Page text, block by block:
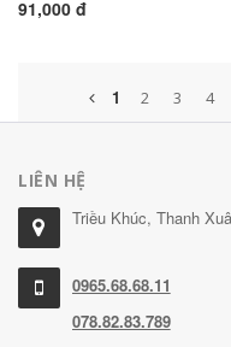
91,000 đ
1 2 3 4
LIÊN HỆ
Triều Khúc, Thanh
0965.68.68.11
078.82.83.789